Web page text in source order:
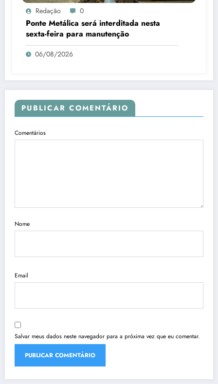
Redação 0
Ponte Metálica será interditada nesta
sexta-feira para manutenção
06/08/2026
PUBLICAR COMENTÁRIO
Comentários
Nome
Email
Salvar meus dados neste navegador para a próxima vez que eu comentar.